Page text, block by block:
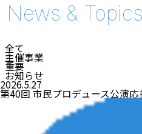
全て
主催事業
重要
お知らせ
2026.5.27
第40回 市民プロデュース公演